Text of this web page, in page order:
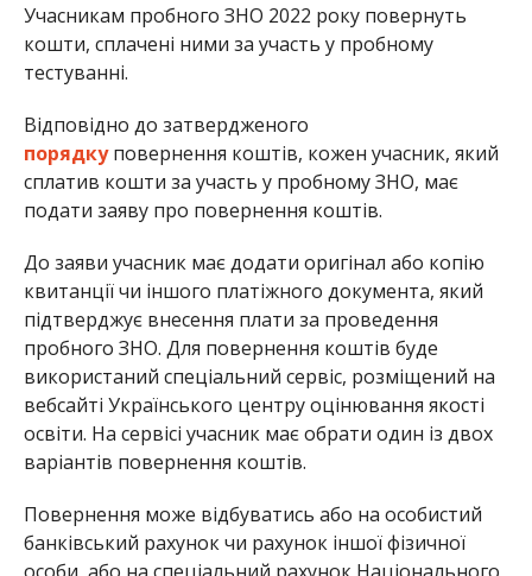
Учасникам пробного ЗНО 2022 року повернуть
кошти, сплачені ними за участь у пробному
тестуванні.
Відповідно до затвердженого
порядкуповернення коштів, кожен учасник, який
сплатив кошти за участь у пробному ЗНО, має
подати заяву про повернення коштів.
До заяви учасник має додати оригінал або копію
квитанції чи іншого платіжного документа, який
підтверджує внесення плати за проведення
пробного ЗНО. Для повернення коштів буде
використаний спеціальний сервіс, розміщений на
вебсайті Українського центру оцінювання якості
освіти. На сервісі учасник має обрати один із двох
варіантів повернення коштів.
Повернення може відбуватись або на особистий
банківський рахунок чи рахунок іншої фізичної
особи, або на спеціальний рахунок Національного